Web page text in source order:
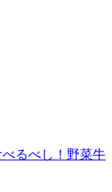
べるべし！野菜牛